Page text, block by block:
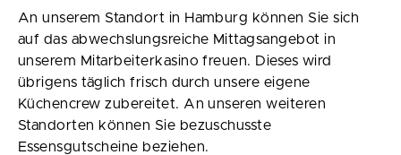
An unserem Standort in Hamburg können Sie sich
auf das abwechslungsreiche Mittagsangebot in
unserem Mitarbeiterkasino freuen. Dieses wird
übrigens täglich frisch durch unsere eigene
Küchencrew zubereitet. An unseren weiteren
Standorten können Sie bezuschusste
Essensgutscheine beziehen.